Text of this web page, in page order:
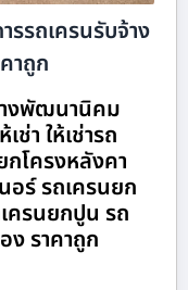
รถเครนรับจ้าง
าถูก
างพัฒนานิคม
ช่า ให้เช่ารถ
กโครงหลังคา
อร์ รถเครนยก
ครนยกปูน รถ
ง ราคาถูก